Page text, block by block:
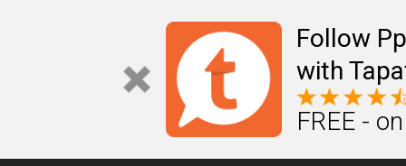
Follow
with
FREE -